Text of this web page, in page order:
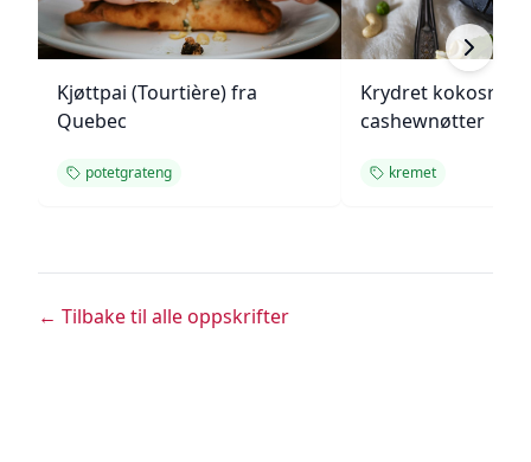
Kjøttpai (Tourtière) fra
Quebec
potetgrateng
Krydret kokosris
cashewnøtter
kremet
← Tilbake til alle oppskrifter